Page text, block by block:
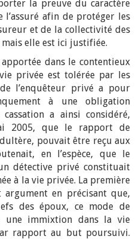
la preuve du caractère
afin de protéger les
et de la collectivité des
mais elle est ici justifiée.
dans le contentieux
privée est tolérée par les
l’enquêteur privé a pour
à une obligation
a ainsi considéré,
2005, que le rapport de
pouvait être reçu aux
en l’espèce, que le
détective privé constituait
à la vie privée. La première
en précisant que,
des époux, ce mode de
une immixtion dans la vie
rapport au but poursuivi.